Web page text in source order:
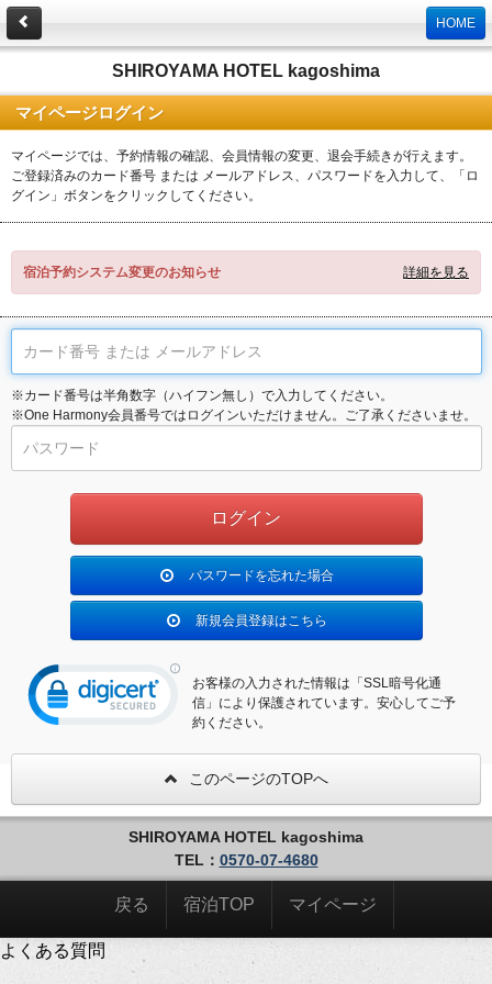
HOME
SHIROYAMA HOTEL kagoshima
マイページログイン
マイページでは、予約情報の確認、会員情報の変更、退会手続きが行えます。
ご登録済みのカード番号 または メールアドレス、パスワードを入力して、「ロ
グイン」ボタンをクリックしてください。
宿泊予約システム変更のお知らせ 詳細を見る
※カード番号は半角数字（ハイフン無し）で入力してください。
※One Harmony会員番号ではログインいただけません。ご了承くださいませ。
パスワードを忘れた場合
新規会員登録はこちら
お客様の入力された情報は「SSL暗号化通
信」により保護されています。安心してご予
約ください。
このページのTOPへ
SHIROYAMA HOTEL kagoshima
TEL： 0570-07-4680
戻る 宿泊TOP マイページ
よくある質問